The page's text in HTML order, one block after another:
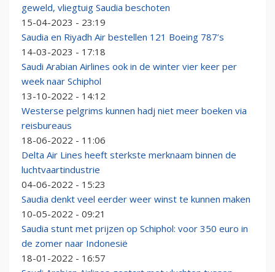
geweld, vliegtuig Saudia beschoten
15-04-2023 - 23:19
Saudia en Riyadh Air bestellen 121 Boeing 787’s
14-03-2023 - 17:18
Saudi Arabian Airlines ook in de winter vier keer per
week naar Schiphol
13-10-2022 - 14:12
Westerse pelgrims kunnen hadj niet meer boeken via
reisbureaus
18-06-2022 - 11:06
Delta Air Lines heeft sterkste merknaam binnen de
luchtvaartindustrie
04-06-2022 - 15:23
Saudia denkt veel eerder weer winst te kunnen maken
10-05-2022 - 09:21
Saudia stunt met prijzen op Schiphol: voor 350 euro in
de zomer naar Indonesië
18-01-2022 - 16:57